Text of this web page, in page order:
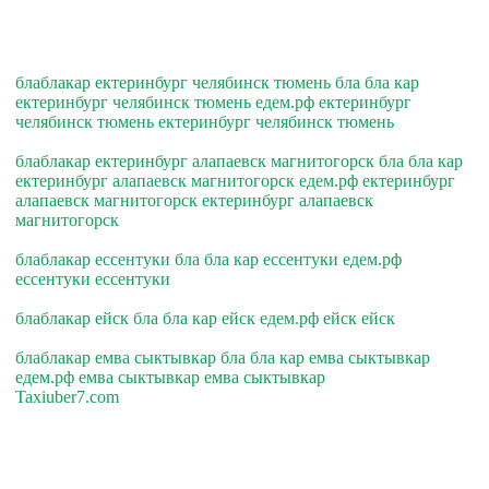
блаблакар ектеринбург челябинск тюмень бла бла кар
ектеринбург челябинск тюмень едем.рф ектеринбург
челябинск тюмень ектеринбург челябинск тюмень
блаблакар ектеринбург алапаевск магнитогорск бла бла кар
ектеринбург алапаевск магнитогорск едем.рф ектеринбург
алапаевск магнитогорск ектеринбург алапаевск
магнитогорск
блаблакар ессентуки бла бла кар ессентуки едем.рф
ессентуки ессентуки
блаблакар ейск бла бла кар ейск едем.рф ейск ейск
блаблакар емва сыктывкар бла бла кар емва сыктывкар
едем.рф емва сыктывкар емва сыктывкар
Taxiuber7.com